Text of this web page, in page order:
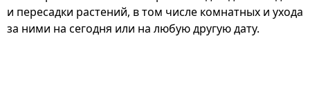
и пересадки растений, в том числе комнатных и ухода
за ними на сегодня или на любую другую дату.